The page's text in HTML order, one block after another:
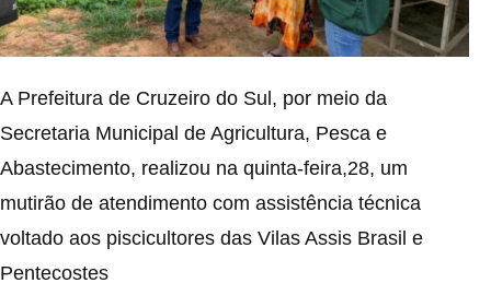
A Prefeitura de Cruzeiro do Sul, por meio da
Secretaria Municipal de Agricultura, Pesca e
Abastecimento, realizou na quinta-feira,28, um
mutirão de atendimento com assistência técnica
voltado aos piscicultores das Vilas Assis Brasil e
Pentecostes